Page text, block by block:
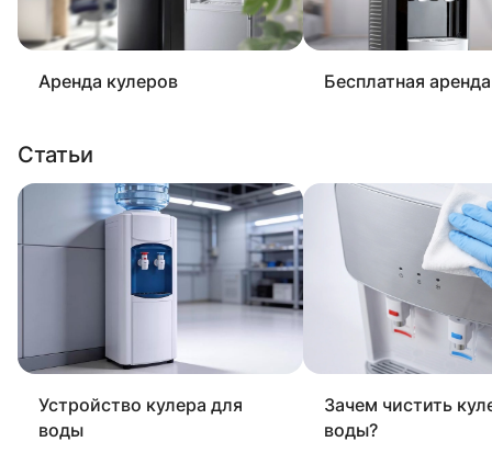
Аренда кулеров Бесплатная
Статьи
Устройство кулера для
воды
Зачем чистить
воды?